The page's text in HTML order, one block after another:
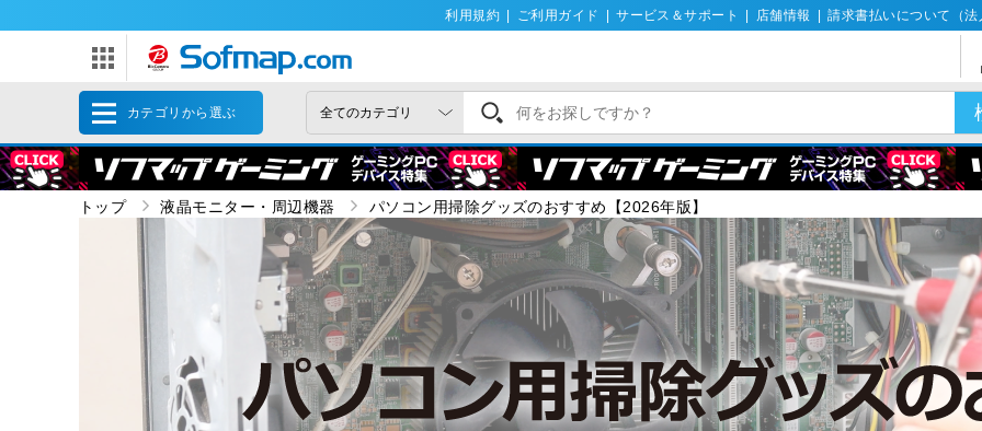
利用規約 ご利用ガイド サービス＆サポート 店舗情報 請求書払いについて（法
カテゴリから選ぶ
トップ 液晶モニター・周辺機器 パソコン用掃除グッズのおすすめ【2026年版】